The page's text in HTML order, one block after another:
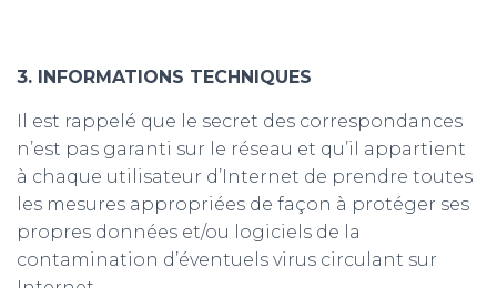
3. INFORMATIONS TECHNIQUES
Il est rappelé que le secret des correspondances
n’est pas garanti sur le réseau et qu’il appartient
à chaque utilisateur d’Internet de prendre toutes
les mesures appropriées de façon à protéger ses
propres données et/ou logiciels de la
contamination d’éventuels virus circulant sur